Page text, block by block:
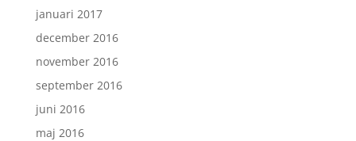
januari 2017
december 2016
november 2016
september 2016
juni 2016
maj 2016